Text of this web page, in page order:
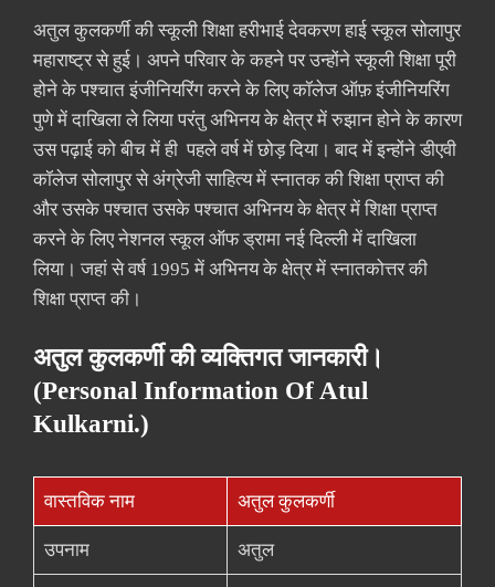
अतुल कुलकर्णी की स्कूली शिक्षा हरीभाई देवकरण हाई स्कूल सोलापुर
महाराष्ट्र से हुई। अपने परिवार के कहने पर उन्होंने स्कूली शिक्षा पूरी
होने के पश्चात इंजीनियरिंग करने के लिए कॉलेज ऑफ़ इंजीनियरिंग
पुणे में दाखिला ले लिया परंतु अभिनय के क्षेत्र में रुझान होने के कारण
उस पढ़ाई को बीच में ही पहले वर्ष में छोड़ दिया। बाद में इन्होंने डीएवी
कॉलेज सोलापुर से अंग्रेजी साहित्य में स्नातक की शिक्षा प्राप्त की
और उसके पश्चात उसके पश्चात अभिनय के क्षेत्र में शिक्षा प्राप्त
करने के लिए नेशनल स्कूल ऑफ ड्रामा नई दिल्ली में दाखिला
लिया। जहां से वर्ष 1995 में अभिनय के क्षेत्र में स्नातकोत्तर की
शिक्षा प्राप्त की।
अतुल कुलकर्णी की व्यक्तिगत जानकारी।
(Personal Information Of Atul
Kulkarni.)
वास्तविक नाम अतुल कुलकर्णी
उपनाम अतुल